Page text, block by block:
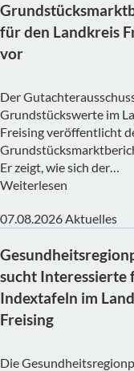
für den Landkreis
vor
Der
Grundstückswerte im
Freising veröffentlicht
Er zeigt, wie sich der…
Weiterlesen
07.08.2026Aktuelles
sucht Interessierte
Indextafeln im
Freising
Die